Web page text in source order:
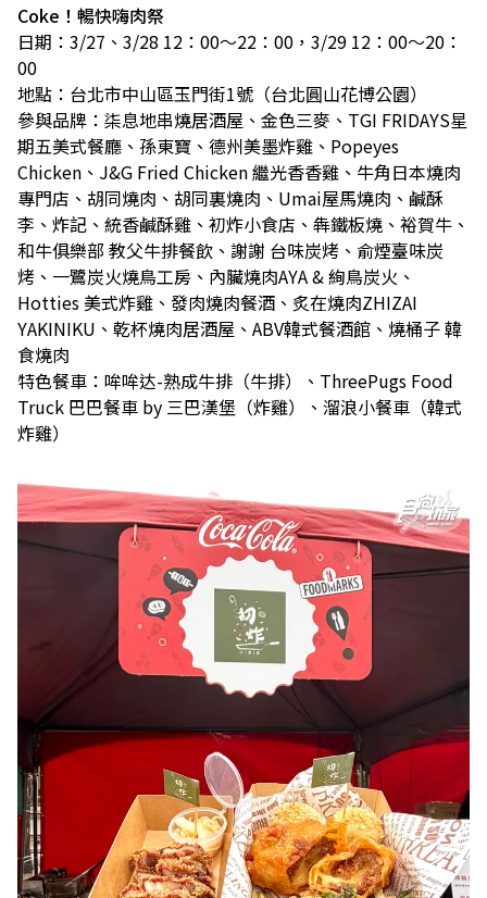
Coke！暢快嗨肉祭
日期：3/27、3/28 12：00～22：00，3/29 12：00～20：
00
地點：台北市中山區玉門街1號（台北圓山花博公園）
參與品牌：柒息地串燒居酒屋、金色三麥、TGI FRIDAYS星
期五美式餐廳、孫東寶、德州美墨炸雞、Popeyes
Chicken、J&G Fried Chicken 繼光香香雞、牛角日本燒肉
專門店、胡同燒肉、胡同裏燒肉、Umai屋馬燒肉、鹹酥
李、炸記、統香鹹酥雞、初炸小食店、犇鐵板燒、裕賀牛、
和牛俱樂部 教父牛排餐飲、謝謝 台味炭烤、俞煙臺味炭
烤、一鷺炭火燒鳥工房、內臟燒肉AYA & 絢鳥炭火、
Hotties 美式炸雞、發肉燒肉餐酒、炙在燒肉ZHIZAI
YAKINIKU、乾杯燒肉居酒屋、ABV韓式餐酒館、燒桶子 韓
食燒肉
特色餐車：哞哞达-熟成牛排（牛排）、ThreePugs Food
Truck 巴巴餐車 by 三巴漢堡（炸雞）、溜浪小餐車（韓式
炸雞）